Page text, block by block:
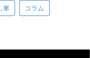
車 コラム